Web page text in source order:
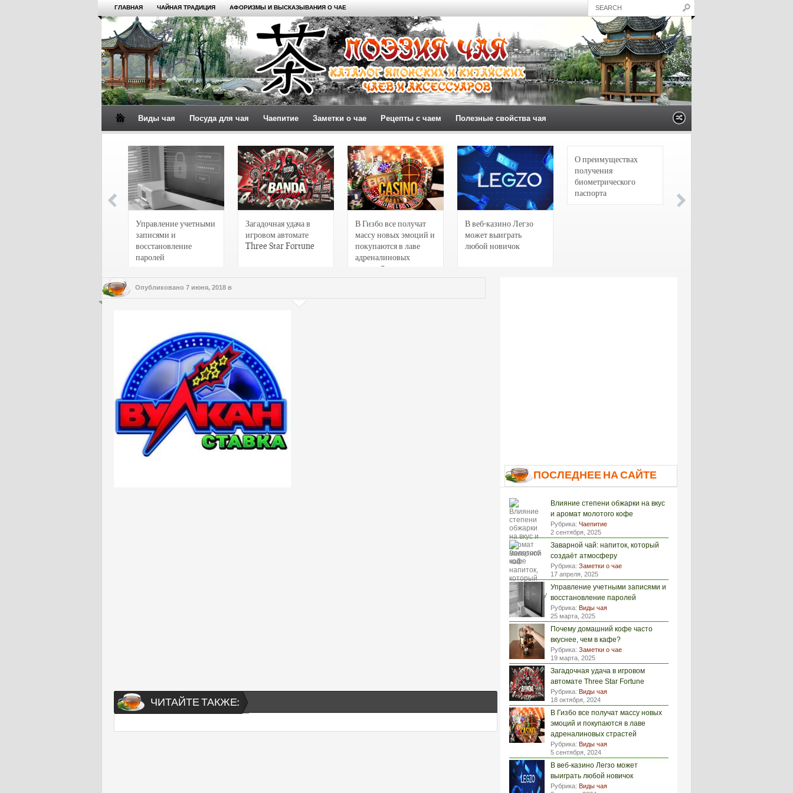
ГЛАВНАЯ ЧАЙНАЯ ТРАДИЦИЯ АФОРИЗМЫ И ВЫСКАЗЫВАНИЯ О ЧАЕ
Виды чая Посуда для чая Чаепитие Заметки о чае Рецепты с чаем Полезные свойства чая
Управление учетными
записями и
восстановление
паролей
Загадочная удача в
игровом автомате
Three Star Fortune
В Гизбо все получат
массу новых эмоций и
покупаются в лаве
адреналиновых
страстей
В веб-казино Легзо
может выиграть
любой новичок
О преимуществах
получения
биометрического
паспорта
Опубликовано 7 июня, 2018 в
ЧИТАЙТЕ ТАКЖЕ:
ПОСЛЕДНЕЕ НА САЙТЕ
Влияние степени обжарки на вкус
и аромат молотого кофе
Рубрика: Чаепитие
2 сентября, 2025
Заварной чай: напиток, который
создаёт атмосферу
Рубрика: Заметки о чае
17 апреля, 2025
Управление учетными записями и
восстановление паролей
Рубрика: Виды чая
25 марта, 2025
Почему домашний кофе часто
вкуснее, чем в кафе?
Рубрика: Заметки о чае
19 марта, 2025
Загадочная удача в игровом
автомате Three Star Fortune
Рубрика: Виды чая
18 октября, 2024
В Гизбо все получат массу новых
эмоций и покупаются в лаве
адреналиновых страстей
Рубрика: Виды чая
5 сентября, 2024
В веб-казино Легзо может
выиграть любой новичок
Рубрика: Виды чая